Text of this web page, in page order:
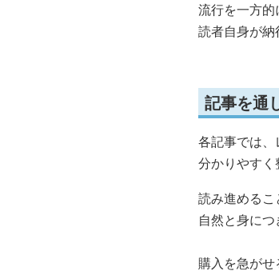
流行を一方的
読者自身が納
記事を通
各記事では
分かりやすく
読み進める
自然と身に
購入を急が